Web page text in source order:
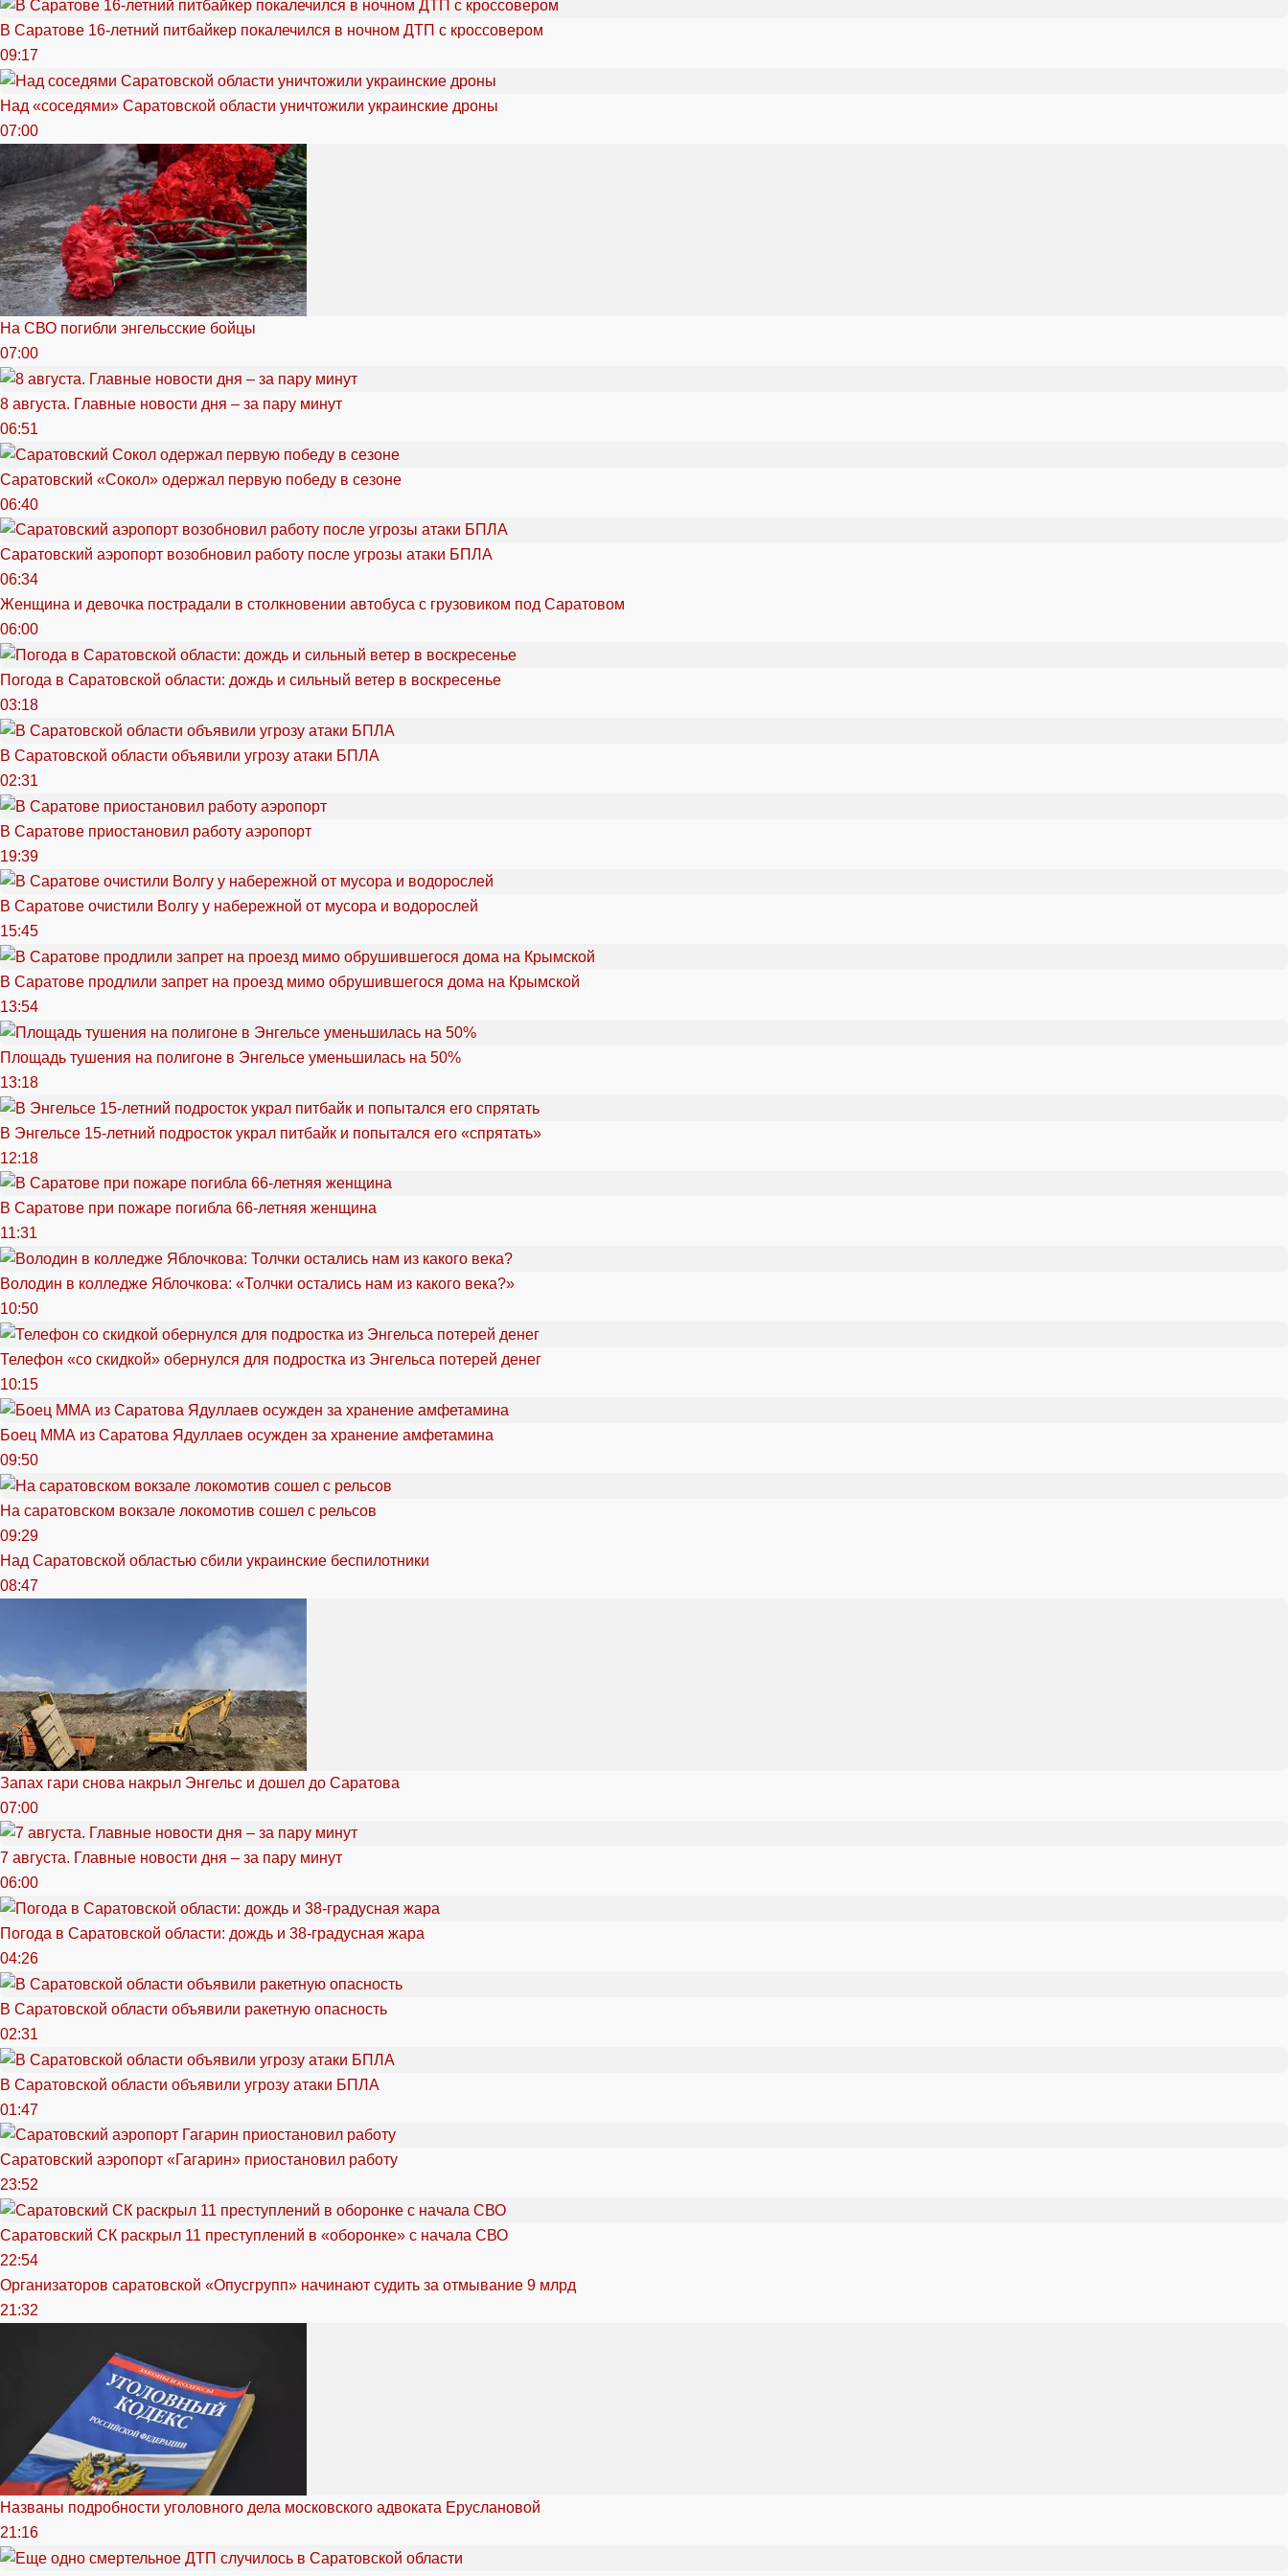
В Саратове 16-летний питбайкер покалечился в ночном ДТП с кроссовером
09:17
Над «соседями» Саратовской области уничтожили украинские дроны
07:00
На СВО погибли энгельсские бойцы
07:00
8 августа. Главные новости дня – за пару минут
06:51
Саратовский «Сокол» одержал первую победу в сезоне
06:40
Саратовский аэропорт возобновил работу после угрозы атаки БПЛА
06:34
Женщина и девочка пострадали в столкновении автобуса с грузовиком под Саратовом
06:00
Погода в Саратовской области: дождь и сильный ветер в воскресенье
03:18
В Саратовской области объявили угрозу атаки БПЛА
02:31
В Саратове приостановил работу аэропорт
19:39
В Саратове очистили Волгу у набережной от мусора и водорослей
15:45
В Саратове продлили запрет на проезд мимо обрушившегося дома на Крымской
13:54
Площадь тушения на полигоне в Энгельсе уменьшилась на 50%
13:18
В Энгельсе 15-летний подросток украл питбайк и попытался его «спрятать»
12:18
В Саратове при пожаре погибла 66-летняя женщина
11:31
Володин в колледже Яблочкова: «Толчки остались нам из какого века?»
10:50
Телефон «со скидкой» обернулся для подростка из Энгельса потерей денег
10:15
Боец ММА из Саратова Ядуллаев осужден за хранение амфетамина
09:50
На саратовском вокзале локомотив сошел с рельсов
09:29
Над Саратовской областью сбили украинские беспилотники
08:47
Запах гари снова накрыл Энгельс и дошел до Саратова
07:00
7 августа. Главные новости дня – за пару минут
06:00
Погода в Саратовской области: дождь и 38-градусная жара
04:26
В Саратовской области объявили ракетную опасность
02:31
В Саратовской области объявили угрозу атаки БПЛА
01:47
Саратовский аэропорт «Гагарин» приостановил работу
23:52
Саратовский СК раскрыл 11 преступлений в «оборонке» с начала СВО
22:54
Организаторов саратовской «Опусгрупп» начинают судить за отмывание 9 млрд
21:32
Названы подробности уголовного дела московского адвоката Еруслановой
21:16